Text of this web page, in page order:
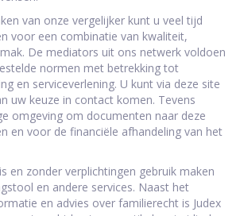
van onze vergelijker kunt u veel tijd
voor een combinatie van kwaliteit,
De mediators uit ons netwerk voldoen
normen met betrekking tot
en serviceverlening. U kunt via deze site
uw keuze in contact komen. Tevens
omgeving om documenten naar deze
en voor de financiële afhandeling van het
en zonder verplichtingen gebruik maken
en andere services. Naast het
en advies over familierecht is Judex